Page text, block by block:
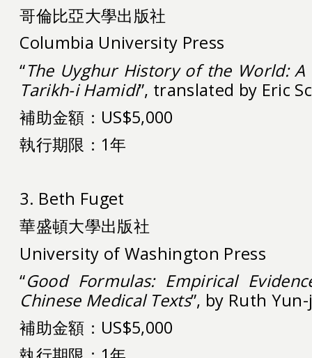
哥倫比亞大學出版社
Columbia University Press
“The Uyghur History of the World:
Tarikh-i Hamidi”, translated by Eric
補助金額：US$5,000
執行期限：1年
3. Beth Fuget
華盛頓大學出版社
University of Washington Press
“Good Formulas: Empirical
Chinese Medical Texts”, by Ruth
補助金額：US$5,000